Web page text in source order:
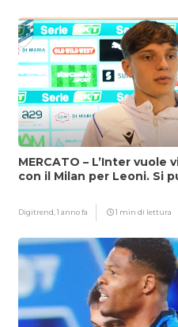
MERCATO – L’Inter vuole
con il Milan per Leoni. Si
Digitrend,1 anno fa 1 min di lettura